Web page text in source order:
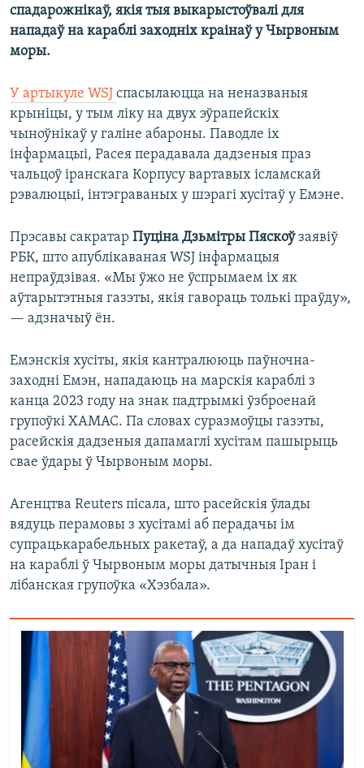
спадарожнікаў, якія тыя выкарыстоўвалі для
нападаў на караблі заходніх краінаў у Чырвоным
моры.
У артыкуле WSJ спасылаюцца на неназваныя
крыніцы, у тым ліку на двух эўрапейскіх
чыноўнікаў у галіне абароны. Паводле іх
інфармацыі, Расея перадавала дадзеныя праз
чальцоў іранскага Корпусу вартавых ісламскай
рэвалюцыі, інтэграваных у шэрагі хусітаў у Емэне.
Прэсавы сакратар Пуціна Дзьмітры Пяскоўзаявіў
РБК, што апублікаваная WSJ інфармацыя
непраўдзівая. «Мы ўжо не ўспрымаем іх як
аўтарытэтныя газэты, якія гавораць толькі праўду»,
— адзначыў ён.
Емэнскія хусіты, якія кантралююць паўночна-
заходні Емэн, нападаюць на марскія караблі з
канца 2023 году на знак падтрымкі ўзброенай
групоўкі ХАМАС. Па словах суразмоўцы газэты,
расейскія дадзеныя дапамаглі хусітам пашырыць
свае ўдары ў Чырвоным моры.
Агенцтва Reuters пісала, што расейскія ўлады
вядуць перамовы з хусітамі аб перадачы ім
супрацькарабельных ракетаў, а да нападаў хусітаў
на караблі ў Чырвоным моры датычныя Іран і
лібанская групоўка «Хэзбала».